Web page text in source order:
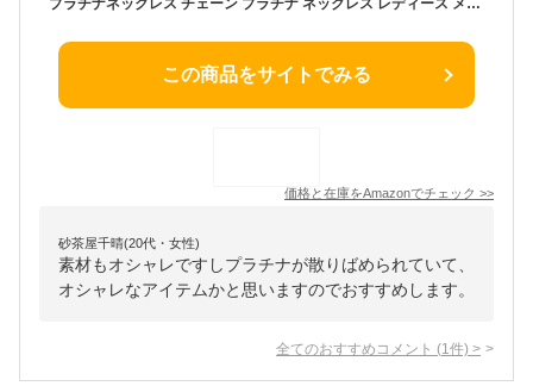
プラチナネックレス チェーン プラチナ ネックレス レディース メンズ スクリュー1.6mm 50cm プラチナネックレスチェーン
この商品をサイトでみる
価格と在庫をAmazonでチェック >>
砂茶屋千晴(20代・女性)
素材もオシャレですしプラチナが散りばめられていて、
オシャレなアイテムかと思いますのでおすすめします。
全てのおすすめコメント (1 件) >